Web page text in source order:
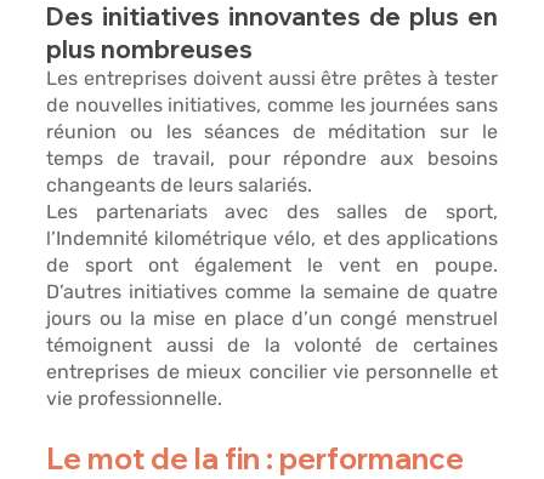
Des initiatives innovantes de plus en
plus nombreuses
Les entreprises doivent aussi être prêtes à tester
de nouvelles initiatives, comme les journées sans
réunion ou les séances de méditation sur le
temps de travail, pour répondre aux besoins
changeants de leurs salariés.
Les partenariats avec des salles de sport,
l’Indemnité kilométrique vélo, et des applications
D’autres initiatives comme la semaine de quatre
jours ou la mise en place d’un congé menstruel
témoignent aussi de la volonté de certaines
entreprises de mieux concilier vie personnelle et
vie professionnelle.
Le mot de la fin : performance